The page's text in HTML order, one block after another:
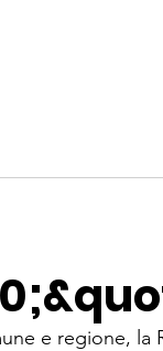
e regione, la